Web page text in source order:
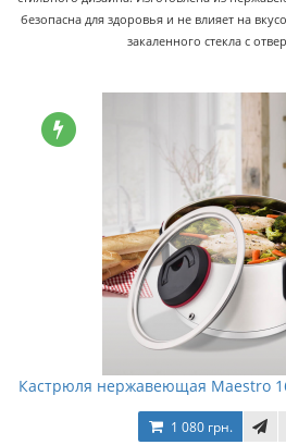
безопасна для здоровья и не влияет на
закаленного стекла с
Кастрюля нержавеющая Maestro
1 080 грн.